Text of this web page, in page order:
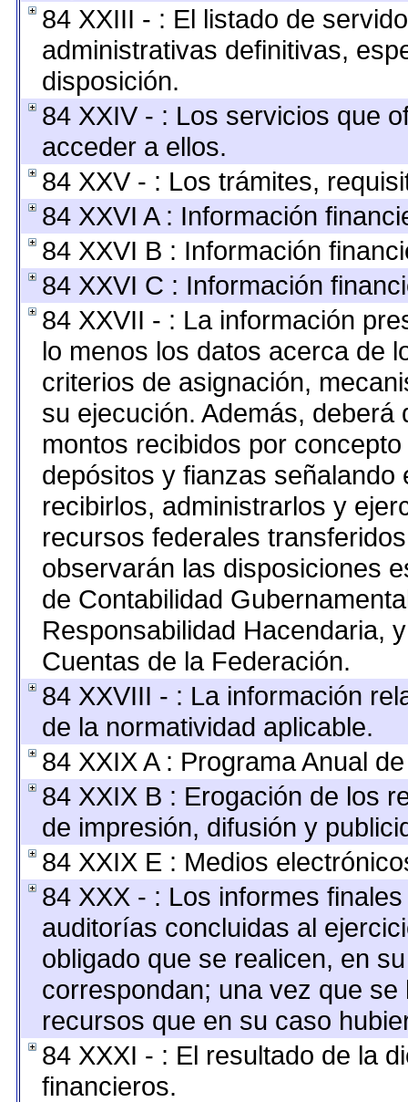
84 XXIII - : El listado de
administrativas definitivas,
disposición.
84 XXIV - : Los servicios que
acceder a ellos.
84 XXV - : Los trámites,
84 XXVI A : Información
84 XXVI B : Información
84 XXVI C : Información
84 XXVII - : La información
lo menos los datos acerca de
criterios de asignación,
su ejecución. Además,
montos recibidos por
depósitos y fianzas
recibirlos, administrarlos y
recursos federales
observarán las disposiciones
de Contabilidad
Responsabilidad Hacendaria,
Cuentas de la Federación.
84 XXVIII - : La información
de la normatividad aplicable.
84 XXIX A : Programa Anual
84 XXIX B : Erogación de los
de impresión, difusión y
84 XXIX E : Medios
84 XXX - : Los informes
auditorías concluidas al
obligado que se realicen, en
correspondan; una vez que
recursos que en su caso
84 XXXI - : El resultado de la
financieros.